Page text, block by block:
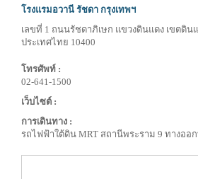
โรงแรมอวานี รัชดา กรุงเทพฯ
เลขที่ 1 ถนนรัชดาภิเษก แขวงดินแดง เขตดิน
ประเทศไทย 10400
โทรศัพท์ :
02-641-1500
เว็บไซต์ :
การเดินทาง :
รถไฟฟ้าใต้ดิน MRT สถานีพระราม 9 ทางออ